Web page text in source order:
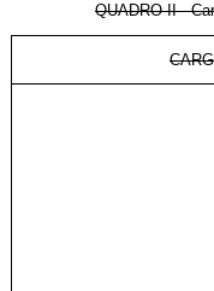
QUADRO II -